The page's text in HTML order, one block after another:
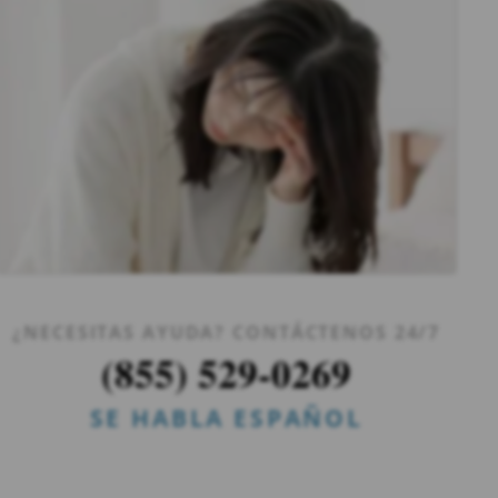
¿NECESITAS AYUDA? CONTÁCTENOS 24/7
(855) 529-0269
SE HABLA ESPAÑOL